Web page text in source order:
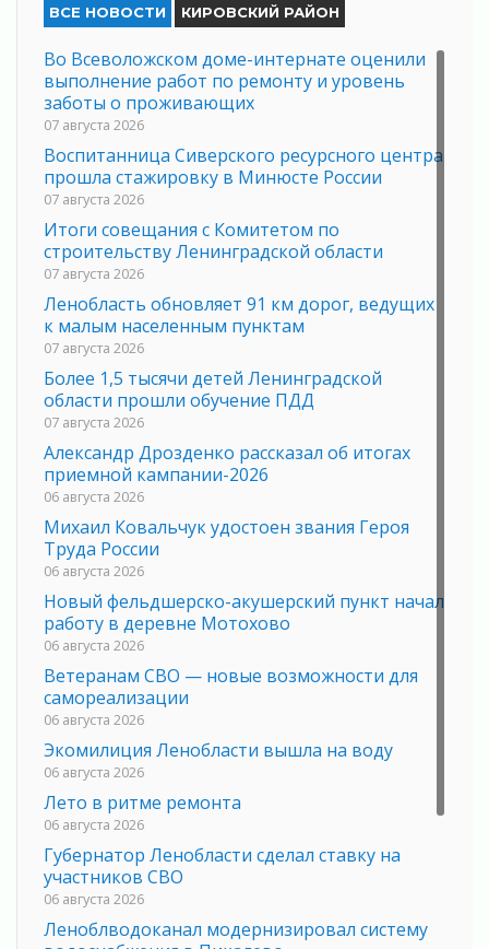
ВСЕ НОВОСТИ КИРОВСКИЙ РАЙОН
Во Всеволожском доме-интернате оценили
выполнение работ по ремонту и уровень
заботы о проживающих
07 августа 2026
Воспитанница Сиверского ресурсного центра
прошла стажировку в Минюсте России
07 августа 2026
Итоги совещания с Комитетом по
строительству Ленинградской области
07 августа 2026
Ленобласть обновляет 91 км дорог, ведущих
к малым населенным пунктам
07 августа 2026
Более 1,5 тысячи детей Ленинградской
области прошли обучение ПДД
07 августа 2026
Александр Дрозденко рассказал об итогах
приемной кампании-2026
06 августа 2026
Михаил Ковальчук удостоен звания Героя
Труда России
06 августа 2026
Новый фельдшерско-акушерский пункт начал
работу в деревне Мотохово
06 августа 2026
Ветеранам СВО — новые возможности для
самореализации
06 августа 2026
Экомилиция Ленобласти вышла на воду
06 августа 2026
Лето в ритме ремонта
06 августа 2026
Губернатор Ленобласти сделал ставку на
участников СВО
06 августа 2026
Леноблводоканал модернизировал систему